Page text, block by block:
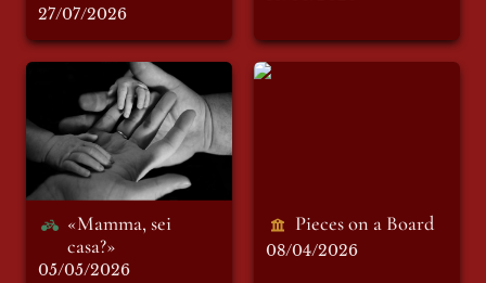
27/07/2026
«Mamma, sei casa?»
«Mamma, sei
casa?»
05/05/2026
Pieces on a Board
Pieces on a Board
08/04/2026